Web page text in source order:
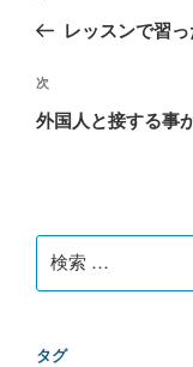
ナ
ビ
ゲ
ン
去
投
稿
レッスンで習
次
の
次
外国人と接する事
索:
タグ